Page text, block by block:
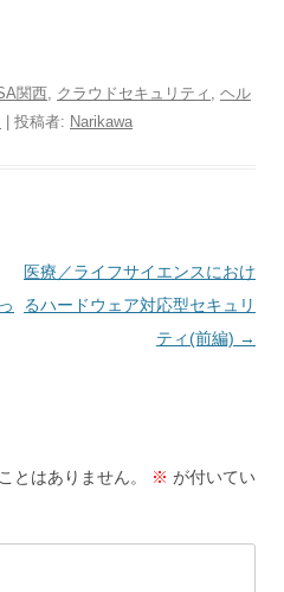
関西 クラウドセキュリティ
ヘル
| 投稿者: Narikawa
医療／ライフサイエンスにおけ
るハードウェア対応型セキュリ
ティ(前編) →
とはありません。 ※ が付いてい